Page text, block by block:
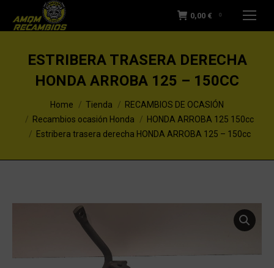
0,00 € 0
ESTRIBERA TRASERA DERECHA
HONDA ARROBA 125 – 150CC
You are here:Home Tienda
RECAMBIOS DE OCASIÓN
Recambios ocasión Honda
HONDA ARROBA 125 150cc
Estribera trasera derecha HONDA ARROBA 125 – 150cc